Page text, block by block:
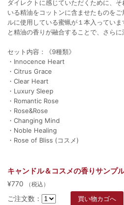
ダイレクトに感じていただくために、
いる精油をコットンに含ませたものを
ルに使用している蜜蝋が１本入ってい
と精油の香りが融合することで、さらに
セット内容：《9種類》
・Innocence Heart
・Citrus Grace
・Clear Heart
・Luxury Sleep
・Romantic Rose
・Rose&Rose
・Changing Mind
・Noble Healing
・Rose of Bliss (コスメ)
キャンドル＆コスメの香りサンプ
¥770 （税込）
ご注文数：